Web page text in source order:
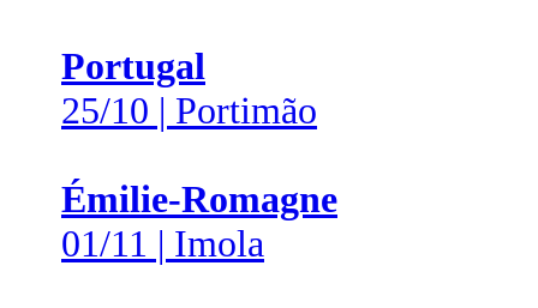
Portugal
25/10 | Portimão
Émilie-Romagne
01/11 | Imola